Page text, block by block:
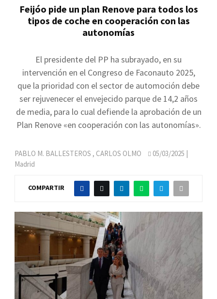
Feijóo pide un plan Renove para todos los
tipos de coche en cooperación con las
autonomías
El presidente del PP ha subrayado, en su
intervención en el Congreso de Faconauto 2025,
que la prioridad con el sector de automoción debe
ser rejuvenecer el envejecido parque de 14,2 años
de media, para lo cual defiende la aprobación de un
Plan Renove «en cooperación con las autonomías».
PABLO M. BALLESTEROS , CARLOS OLMO 05/03/2025 |
Madrid
COMPARTIR